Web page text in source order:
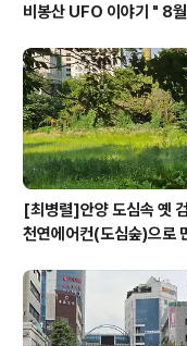
비봉산 UFO 이야기 " 8
[최병렬]안양 도심속 옛
천연에어컨(도심숲)으로